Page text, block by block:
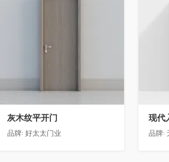
灰木纹平开门
品牌: 好太太门业
现代
品牌: